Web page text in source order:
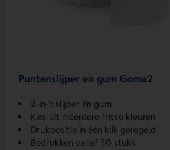
Puntenslijper en gum Goma2
2-in-1: slijper én gum
Kies uit meerdere frisse kleuren
Drukpositie in één klik geregeld
Bedrukken vanaf 50 stuks